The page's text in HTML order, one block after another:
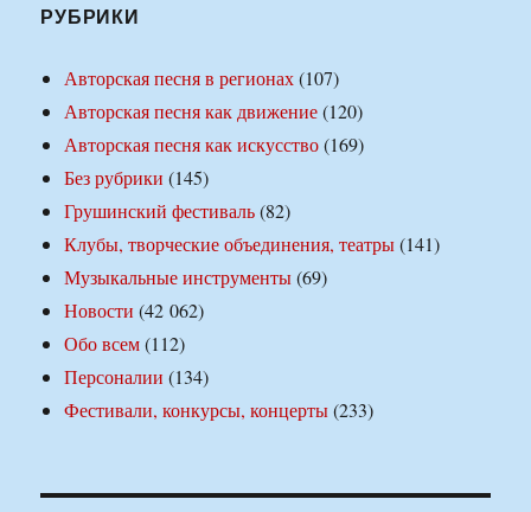
РУБРИКИ
Авторская песня в регионах(107)
Авторская песня как движение(120)
Авторская песня как искусство(169)
Без рубрики (145)
Грушинский фестиваль(82)
Клубы, творческие объединения, театры(141)
Музыкальные инструменты(69)
Новости (42 062)
Обо всем(112)
Персоналии (134)
Фестивали, конкурсы, концерты(233)